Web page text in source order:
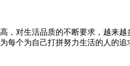
，对生活品质的不断要求，越来
每个为自己打拼努力生活的人的